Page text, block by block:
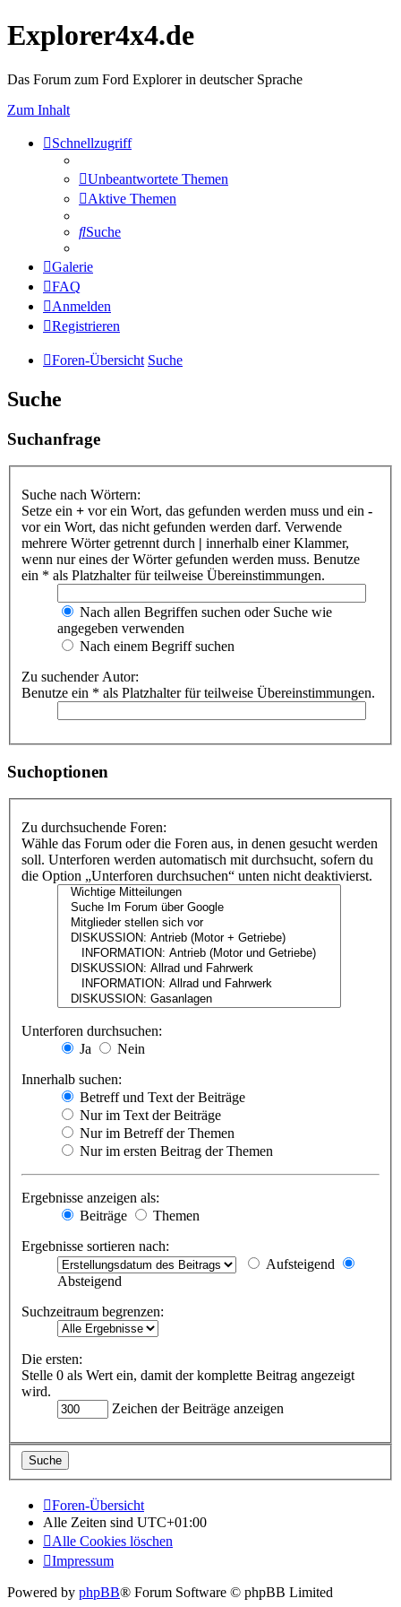
Explorer4x4.de
Das Forum zum Ford Explorer in deutscher Sprache
Zum Inhalt
Schnellzugriff
Unbeantwortete Themen
Aktive Themen
Suche
Galerie
FAQ
Anmelden
Registrieren
Foren-Übersicht Suche
Suche
Suchanfrage
Suche nach Wörtern:
Setze ein + vor ein Wort, das gefunden werden muss und ein -
vor ein Wort, das nicht gefunden werden darf. Verwende
mehrere Wörter getrennt durch | innerhalb einer Klammer,
wenn nur eines der Wörter gefunden werden muss. Benutze
ein * als Platzhalter für teilweise Übereinstimmungen.
Nach allen Begriffen suchen oder Suche wie
angegeben verwenden
Nach einem Begriff suchen
Zu suchender Autor:
Benutze ein * als Platzhalter für teilweise Übereinstimmungen.
Suchoptionen
Zu durchsuchende Foren:
Wähle das Forum oder die Foren aus, in denen gesucht werden
soll. Unterforen werden automatisch mit durchsucht, sofern du
die Option „Unterforen durchsuchen“ unten nicht deaktivierst.
Unterforen durchsuchen:
Ja
Nein
Innerhalb suchen:
Betreff und Text der Beiträge
Nur im Text der Beiträge
Nur im Betreff der Themen
Nur im ersten Beitrag der Themen
Ergebnisse anzeigen als:
Beiträge
Themen
Ergebnisse sortieren nach:
Aufsteigend
Absteigend
Suchzeitraum begrenzen:
Die ersten:
Stelle 0 als Wert ein, damit der komplette Beitrag angezeigt
wird.
Zeichen der Beiträge anzeigen
Foren-Übersicht
Alle Zeiten sind UTC+01:00
Alle Cookies löschen
Impressum
Powered by phpBB® Forum Software © phpBB Limited